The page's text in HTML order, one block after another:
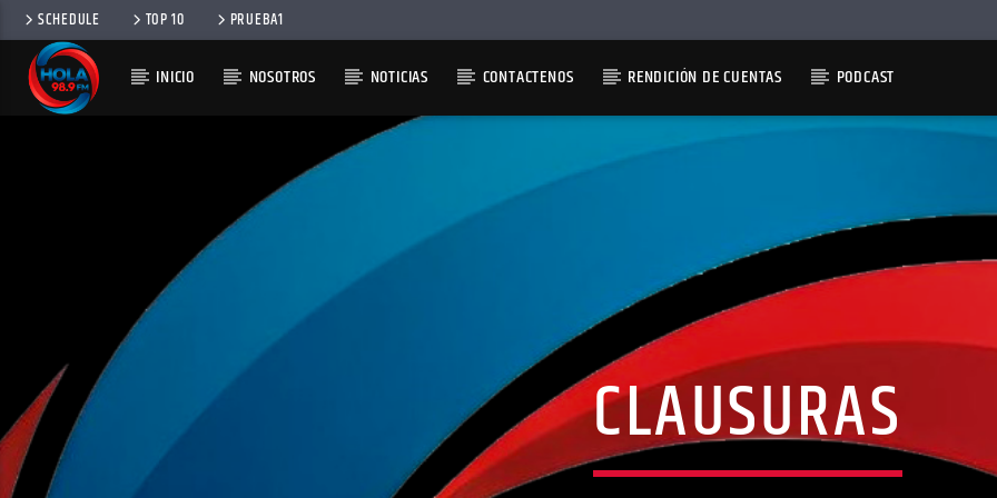
SCHEDULE TOP 10 PRUEBA1
INICIO NOSOTROS NOTICIAS CONTACTENOS RENDICIÓN DE CUENTAS PODCAST
CLAUSURAS